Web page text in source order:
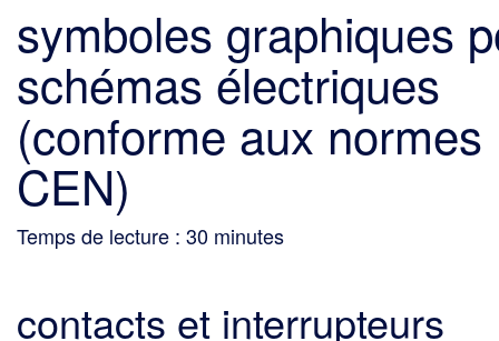
symboles graphiques
schémas électriques
(conforme aux normes
CEN)
Temps de lecture : 30 minutes
contacts et interrupteurs